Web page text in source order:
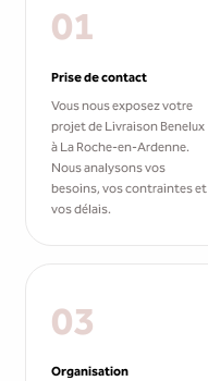
01
Prise de contact
Vous nous exposez votre
projet de Livraison Benelux
à La Roche-en-Ardenne.
Nous analysons vos
besoins, vos contraintes et
vos délais.
03
Organisation